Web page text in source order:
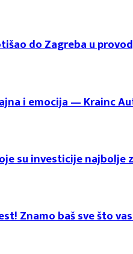
do Zagreba u
i emocija — Krainc
su investicije najbolje
Znamo baš sve što